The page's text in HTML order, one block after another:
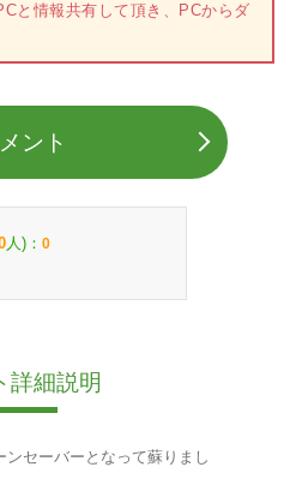
と情報共有して頂き、PCからダ
ント
人)： 0
詳細説明
セーバーとなって蘇りまし